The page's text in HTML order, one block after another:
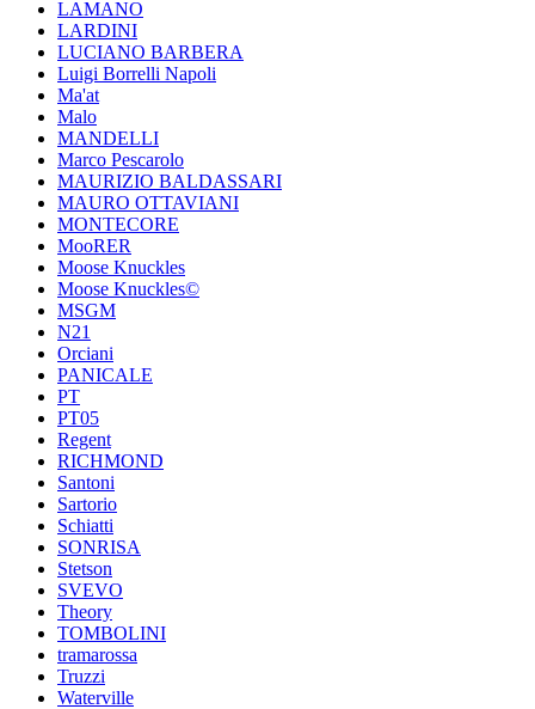
LAMANO
LARDINI
LUCIANO BARBERA
Luigi Borrelli Napoli
Ma'at
Malo
MANDELLI
Marco Pescarolo
MAURIZIO BALDASSARI
MAURO OTTAVIANI
MONTECORE
MooRER
Moose Knuckles
Moose Knuckles©️
MSGM
N21
Orciani
PANICALE
PT
PT05
Regent
RICHMOND
Santoni
Sartorio
Schiatti
SONRISA
Stetson
SVEVO
Theory
TOMBOLINI
tramarossa
Truzzi
Waterville